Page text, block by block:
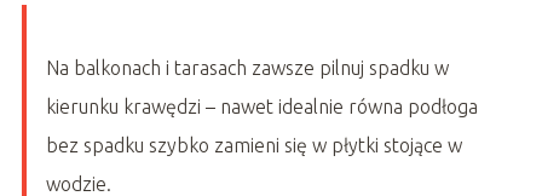
Na balkonach i tarasach zawsze pilnuj spadku w
kierunku krawędzi – nawet idealnie równa podłoga
bez spadku szybko zamieni się w płytki stojące w
wodzie.